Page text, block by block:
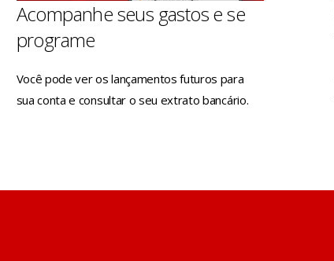
Acompanhe seus gastos e se
programe
Você pode ver os lançamentos futuros para
sua conta e consultar o seu extrato bancário.